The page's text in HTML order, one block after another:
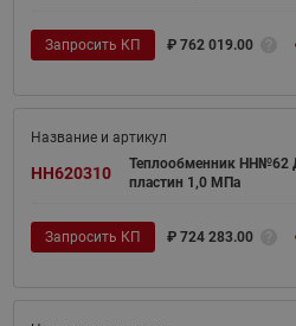
Запросить КП ₽ 762 019.00
HH620310
Теплообменник НН№62
пластин 1,0 МПа
Запросить КП ₽ 724 283.00